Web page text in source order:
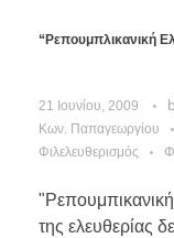
“Ρεπουμπλικανική
21 Ιουνίου, 2009
Κων. Παπαγεωργίου
Φιλελευθερισμός
της ελευθερίας